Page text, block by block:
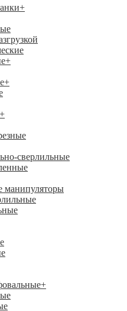
+
+
+
+
сверлильные
манипуляторы
+